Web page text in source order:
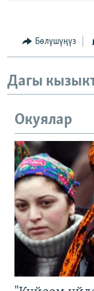
Бөлүшүңүз
Дагы
Окуялар